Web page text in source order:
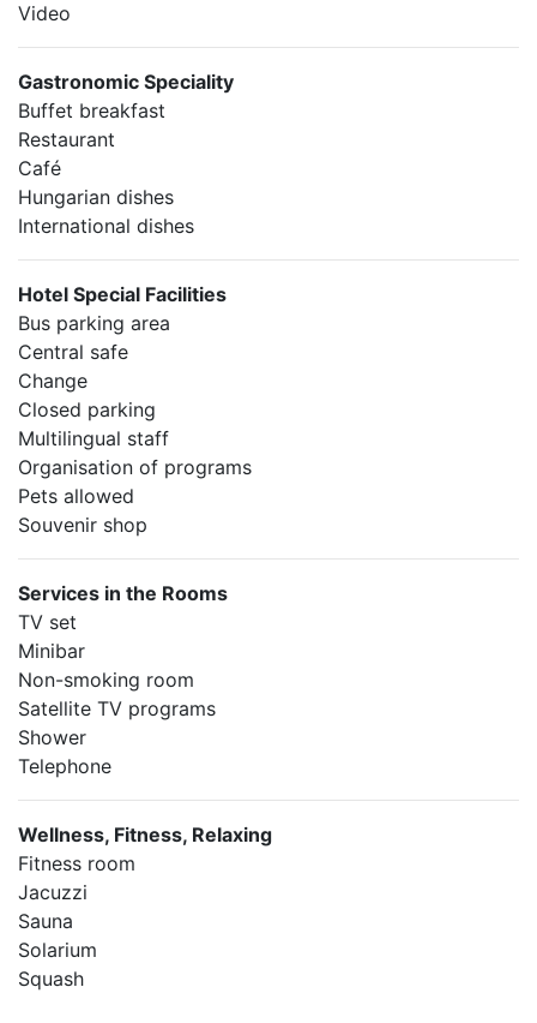
Video
Gastronomic Speciality
Buffet breakfast
Restaurant
Café
Hungarian dishes
International dishes
Hotel Special Facilities
Bus parking area
Central safe
Change
Closed parking
Multilingual staff
Organisation of programs
Pets allowed
Souvenir shop
Services in the Rooms
TV set
Minibar
Non-smoking room
Satellite TV programs
Shower
Telephone
Wellness, Fitness, Relaxing
Fitness room
Jacuzzi
Sauna
Solarium
Squash